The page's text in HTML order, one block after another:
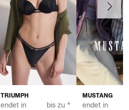
TRIUMPH
endet in bis zu *
MUSTANG
endet in
Weiter